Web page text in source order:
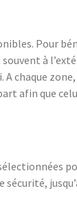
Pour
à
chaque
afin que